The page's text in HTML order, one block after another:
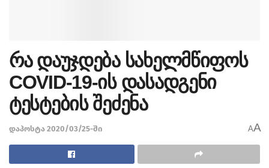
რა დაუჯდება სახელმწიფოს
COVID-19-ის დასადგენი
ტესტების შეძენა
დაპოსტა 2020/03/25-ში AA